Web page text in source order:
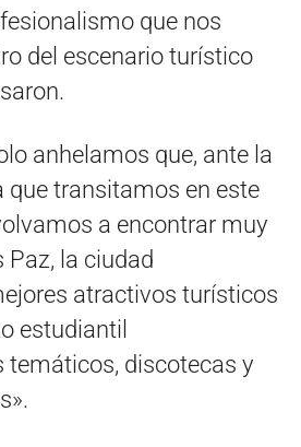
que nos
del escenario turístico
anhelamos que, ante la
que transitamos en este
a encontrar muy
Paz, la ciudad
atractivos turísticos
estudiantil
temáticos, discotecas y